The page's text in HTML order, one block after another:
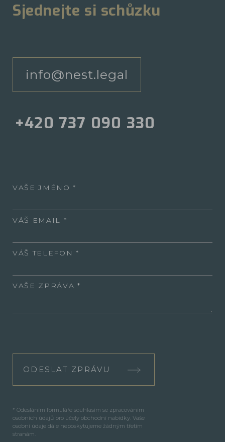
Sjednejte si schůzku
info@nest.legal
+420 737 090 330
VAŠE JMÉNO
VÁŠ EMAIL
VÁŠ TELEFON
VAŠE ZPRÁVA
ODESLAT ZPRÁVU
* Odesláním formuláře souhlasím se zpracováním
osobních údajů pro účely obchodní nabídky. Vaše
osobní údaje dále neposkytujeme žádným třetím
stranám.